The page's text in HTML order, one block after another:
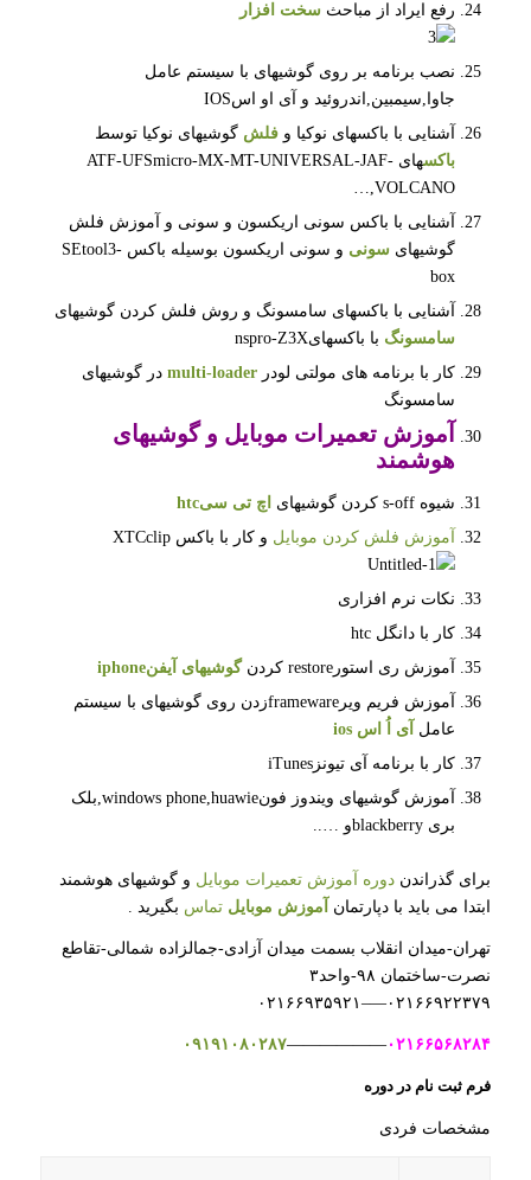
رفع ایراد از مباحث سخت افزار
نصب برنامه بر روی گوشیهای با سیستم عامل
جاوا,سیمبین,اندروئید و آی او اسIOS
آشنایی با باکسهای نوکیا و فلش گوشیهای نوکیا توسط
باکس
های ATF-UFSmicro-MX-MT-UNIVERSAL-JAF-
VOLCANO,…
آشنایی با باکس سونی اریکسون و سونی و آموزش فلش
گوشیهای سونی
و سونی اریکسون بوسیله باکس SEtool3-
box
آشنایی با باکسهای سامسونگ و روش فلش کردن گوشیهای
سامسونگ با باکسهایnspro-Z3X
کار با برنامه های مولتی لودر multi-loaderدر گوشیهای
سامسونگ
آموزش تعمیرات موبایل و گوشیهای
هوشمند
شیوه s-off کردن گوشیهای اچ تی سیhtc
آموزش فلش کردن موبایل و کار با باکس XTCclip
نکات نرم افزاری
کار با دانگل htc
آموزش ری استورrestore کردن
گوشیهای آیفنiphone
آموزش فریم ویرframewareزدن روی گوشیهای با سیستم
عامل آی اُ اس ios
کار با برنامه آی تیونزiTunes
آموزش گوشیهای ویندوز فونwindows phone,huawie,بلک
بری blackberryو …..
برای گذراندن دوره آموزش تعمیرات موبایل و گوشیهای هوشمند
ابتدا می باید با دپارتمان
آموزش موبایل تماس بگیرید .
تهران-میدان انقلاب بسمت میدان آزادی-جمالزاده شمالی-تقاطع
نصرت-ساختمان ۹۸-واحد۳
۰۲۱۶۶۹۲۲۳۷۹—–۰۲۱۶۶۹۳۵۹۲۱
۰۲۱۶۶۵۶۸۲۸۴ ——————۰۹۱۹۱۰۸۰۲۸۷
فرم ثبت نام در دوره
مشخصات فردی